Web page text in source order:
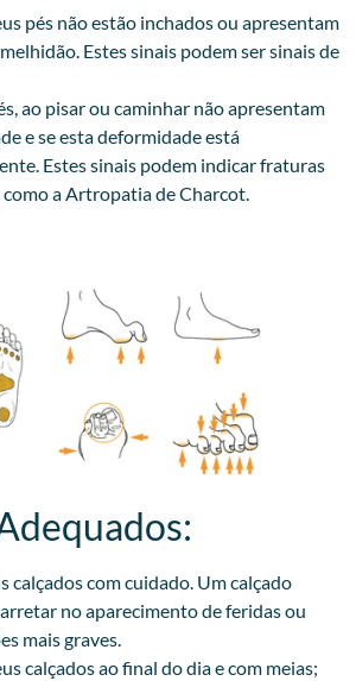
pés não estão inchados ou apresentam
Estes sinais podem ser sinais de
ao pisar ou caminhar não apresentam
e se esta deformidade está
Estes sinais podem indicar fraturas
a Artropatia de Charcot.
calçados com cuidado. Um calçado
no aparecimento de feridas ou
mais graves.
calçados ao final do dia e com meias;